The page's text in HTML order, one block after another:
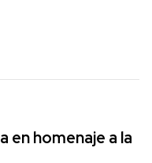
en homenaje a la